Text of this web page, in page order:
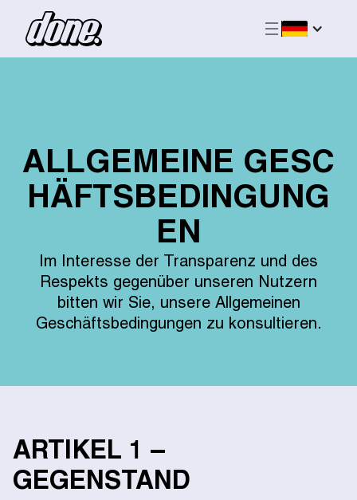
ALLGEMEINE GESC
HÄFTSBEDINGUNG
EN
Im Interesse der Transparenz und des
Respekts gegenüber unseren Nutzern
bitten wir Sie, unsere Allgemeinen
Geschäftsbedingungen zu konsultieren.
ARTIKEL 1 –
GEGENSTAND